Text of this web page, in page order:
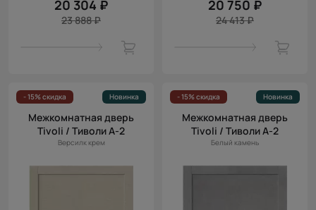
20 304 ₽
23 888 ₽
20 750 ₽
24 413 ₽
- 15% скидка Новинка
Межкомнатная дверь
Tivoli / Тиволи А-2
Версилк крем
- 15% скидка Новинка
Межкомнатная дверь
Tivoli / Тиволи А-2
Белый камень